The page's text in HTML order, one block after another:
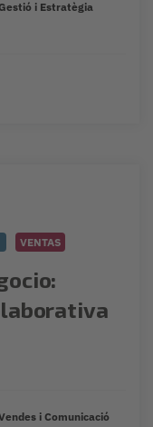
i Estratègia
VENTAS
i Comunicació